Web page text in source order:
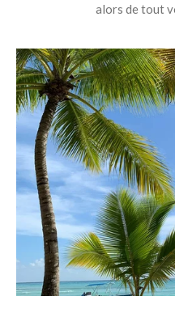
alors de tout